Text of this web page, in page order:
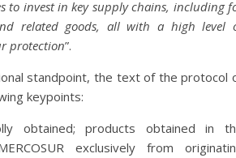
to invest in key supply chains, including
related goods, all with a high level
protection”.
standpoint, the text of the protocol
keypoints:
obtained; products obtained in
exclusively from